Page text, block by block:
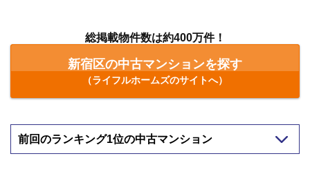
総掲載物件数は約400万件！
新宿区の中古マンションを探す
（ライフルホームズのサイトへ）
前回のランキング1位の中古マンション